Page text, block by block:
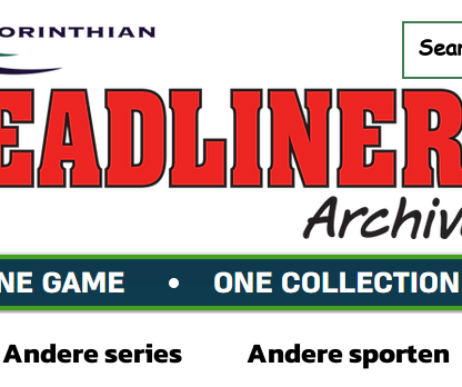
Andere series Andere sporten